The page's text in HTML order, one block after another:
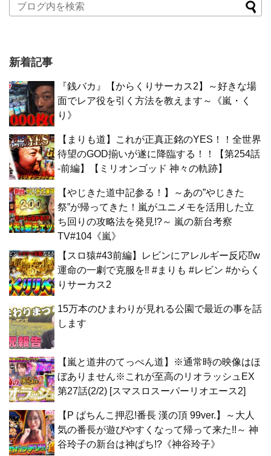
新着記事
『銭バカ』【からくりサーカス2】～好きな場
面でレア役を引く方法を教えます～《嵐・く
り》
【まりも道】これが正真正銘のYES！！全世界
待望のGOD揃いが遂に降臨する！！【第254話
-前編】【ミリオンゴッド 神々の軌跡】
【やじきた道中記参る！】～あの”やじきた
祭”が帰ってきた！嵐がユニメモを活用した立
ち回りの攻略法を発見!?～ 嵐の新台考察
TV#104《嵐》
【スロ猿#43前編】レビンにアレルギー反応⁉w
運命の一劇で克服を‼ #まりも #レビン #からく
りサーカス2
15万本のひまわりが見れる公園で最近の事を話
します
【嵐と道井のてっぺん道】※通常時の映像はほ
ぼありません※これが至高のリオラッシュEX
第27話(2/2) [スマスロスーパーリオエース2]
【P ぱちんこ押忍!番長 漢の頂 99ver.】～大人
気の番長が遊びやすくなって帰って来た!!～ 神
谷玲子の新台は神ぱち!?《神谷玲子》